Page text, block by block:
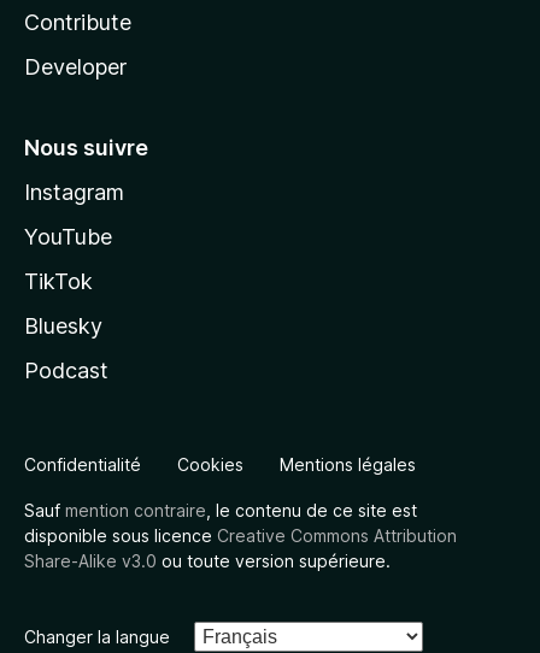
Contribute
Developer
Nous suivre
Instagram
YouTube
TikTok
Bluesky
Podcast
Confidentialité Cookies Mentions légales
Sauf mention contraire , le contenu de ce site est
disponible sous licence Creative Commons Attribution
Share-Alike v3.0 ou toute version supérieure.
Changer la langue